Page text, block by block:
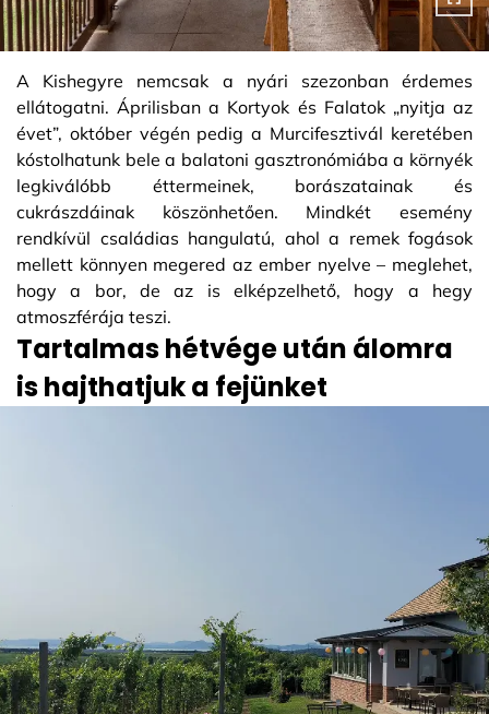
A Kishegyre nemcsak a nyári szezonban érdemes
ellátogatni. Áprilisban a Kortyok és Falatok „nyitja az
évet”, október végén pedig a Murcifesztivál keretében
kóstolhatunk bele a balatoni gasztronómiába a környék
legkiválóbb éttermeinek, borászatainak és
cukrászdáinak köszönhetően. Mindkét esemény
rendkívül családias hangulatú, ahol a remek fogások
mellett könnyen megered az ember nyelve – meglehet,
hogy a bor, de az is elképzelhető, hogy a hegy
atmoszférája teszi.
Tartalmas hétvége után álomra
is hajthatjuk a fejünket